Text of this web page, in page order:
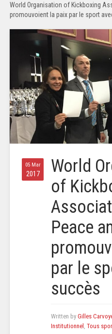
World Organisation of Kickboxing
promouvoient la paix par le sport
05 Mar
2017
World
of
Peace
par le
succès
Written by Gilles
Institutionnel Tous